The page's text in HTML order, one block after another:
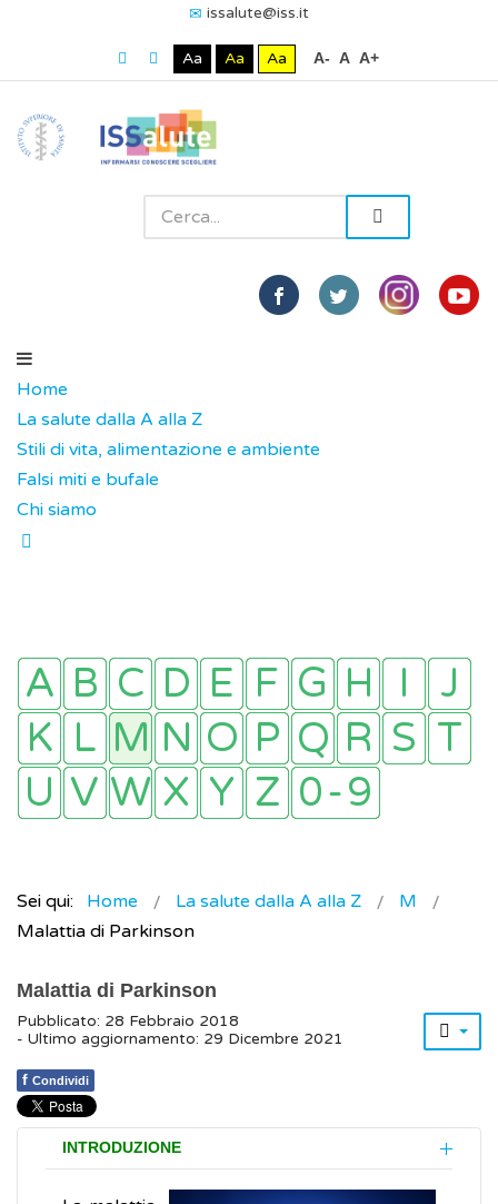
issalute@iss.it
Aa Aa Aa A- A A+
Home
La salute dalla A alla Z
Stili di vita, alimentazione e ambiente
Falsi miti e bufale
Chi siamo
Sei qui: Home La salute dalla A alla Z
M
Malattia di Parkinson
Malattia di Parkinson
Pubblicato: 28 Febbraio 2018
- Ultimo aggiornamento: 29 Dicembre 2021
f Condividi
INTRODUZIONE